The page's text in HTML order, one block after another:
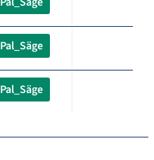
Pal_Säge
Pal_Säge